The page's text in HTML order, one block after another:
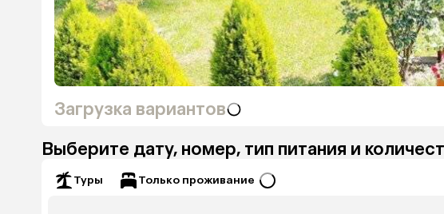
Загрузка вариантов
Выберите дату, номер, тип питания и
Туры Только проживание